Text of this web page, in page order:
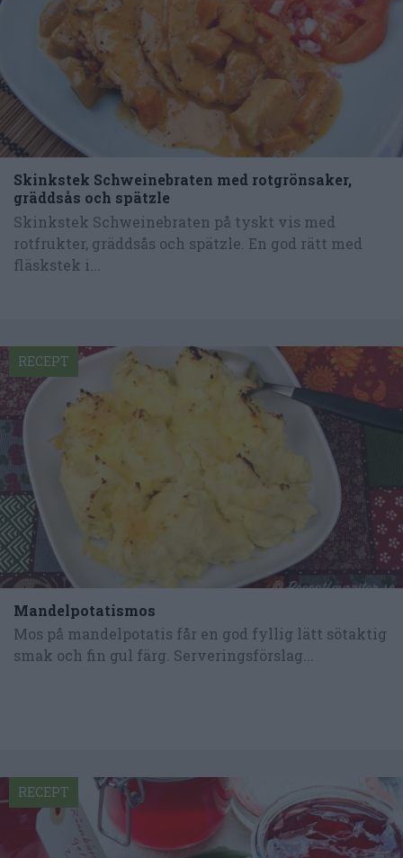
Skinkstek Schweinebraten med rotgrönsaker,
gräddsås och spätzle
Skinkstek Schweinebraten på tyskt vis med
rotfrukter, gräddsås och spätzle. En god rätt med
fläskstek i...
Mandelpotatismos
Mos på mandelpotatis får en god fyllig lätt sötaktig
smak och fin gul färg. Serveringsförslag...
RECEPT
RECEPT